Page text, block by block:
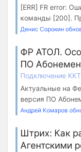
[ERR] FR error:
команды [200].
Денис Сорокин
ФР АТОЛ.
ПО
Подключение
Актуальные на
версия ПО
Андрей Комаров
Штрих: Как
Агентскими